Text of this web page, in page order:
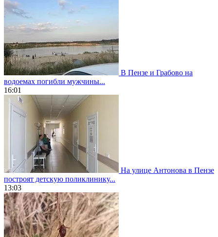
В Пензе и Грабово на
водоемах погибли мужчины...
16:01
На улице Антонова в Пензе
построят детскую поликлинику...
13:03